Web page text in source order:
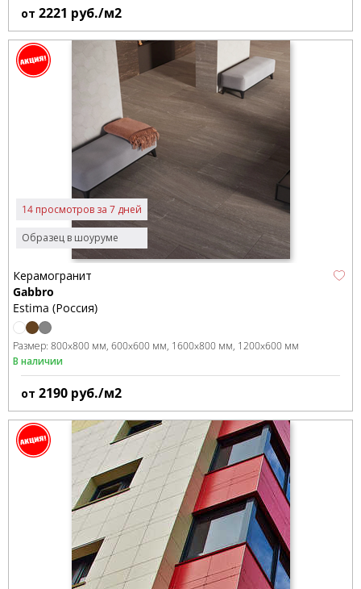
от 2221 руб./м2
Образец в шоуруме
14 просмотров за 7 дней
Керамогранит
Gabbro
Estima (Россия)
Размер: 800x800 мм 600x600 мм 1600x800 мм 1200x600 мм
В наличии
от 2190 руб./м2